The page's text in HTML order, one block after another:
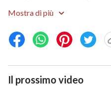
un solo Spirito, da una
Mostra di più
Il prossimo video